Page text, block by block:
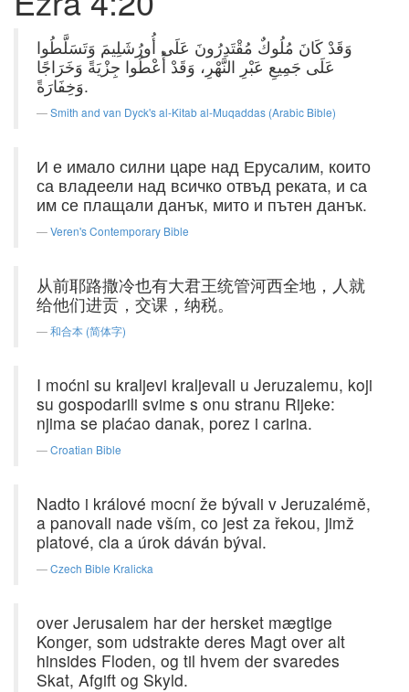
وَقَدْ كَانَ مُلُوكٌ مُقْتَدِرُونَ عَلَى أُورُشَلِيمَ وَتَسَلَّطُوا
عَلَى جَمِيعِ عَبْرِ النَّهْرِ، وَقَدْ أُعْطُوا جِزْيَةً وَخَرَاجًا
وَخِفَارَةً.
Smith and van Dyck's al-Kitab al-Muqaddas (Arabic Bible)
И е имало силни царе над Ерусалим, които
са владеели над всичко отвъд реката, и са
им се плащали данък, мито и пътен данък.
Veren's Contemporary Bible
从前耶路撒冷也有大君王统管河西全地，人就
给他们进贡，交课，纳税。
和合本 (简体字)
I moćni su kraljevi kraljevali u Jeruzalemu, koji
su gospodarili svime s onu stranu Rijeke:
njima se plaćao danak, porez i carina.
Croatian Bible
Nadto i králové mocní že bývali v Jeruzalémě,
a panovali nade vším, co jest za řekou, jimž
platové, cla a úrok dáván býval.
Czech Bible Kralicka
over Jerusalem har der hersket mægtige
Konger, som udstrakte deres Magt over alt
hinsides Floden, og til hvem der svaredes
Skat, Afgift og Skyld.